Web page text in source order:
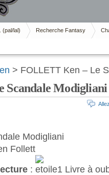
(pal/lal) Recherche Fantasy
> FOLLETT Ken – Le
Modigliani
Modigliani
Follett
:
Livre à